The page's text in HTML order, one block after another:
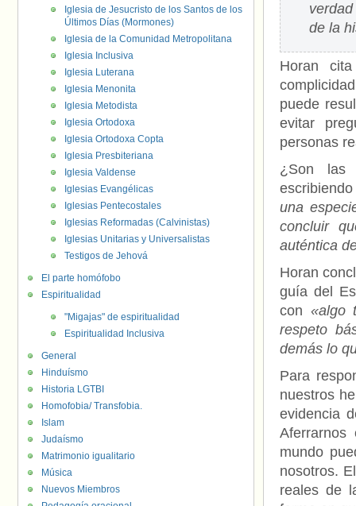
de la
Horan
puede
evitar
personas
¿Son las
una
concluir
auténtica
Horan
guía del
con «algo
respeto
demás lo
Para
nuestros
evidencia
Aferrarnos
mundo
nosotros.
reales de
Iglesia de Jesucristo de los Santos de los
Últimos Días (Mormones)
Iglesia de la Comunidad Metropolitana
Iglesia Inclusiva
Iglesia Luterana
Iglesia Menonita
Iglesia Metodista
Iglesia Ortodoxa
Iglesia Ortodoxa Copta
Iglesia Presbiteriana
Iglesia Valdense
Iglesias Evangélicas
Iglesias Pentecostales
Iglesias Reformadas (Calvinistas)
Iglesias Unitarias y Universalistas
Testigos de Jehová
El parte homófobo
Espiritualidad
"Migajas" de espiritualidad
Espiritualidad Inclusiva
General
Hinduísmo
Historia LGTBI
Homofobia/ Transfobia.
Islam
Judaísmo
Matrimonio igualitario
Música
Nuevos Miembros